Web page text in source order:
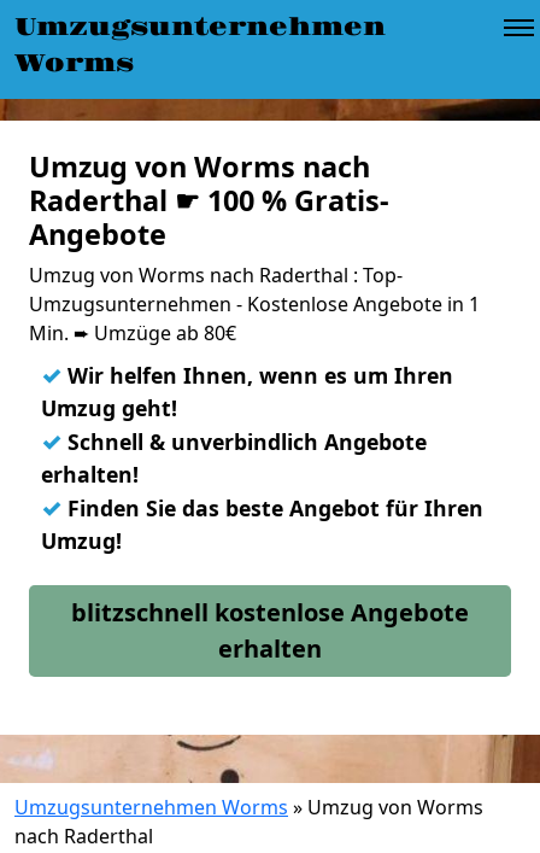
Umzugsunternehmen
Worms
Umzug von Worms nach
Raderthal ☛ 100 % Gratis-
Angebote
Umzug von Worms nach Raderthal : Top-
Umzugsunternehmen - Kostenlose Angebote in 1
Min. ➨ Umzüge ab 80€
✓ Wir helfen Ihnen, wenn es um Ihren
Umzug geht!
✓ Schnell & unverbindlich Angebote
erhalten!
✓ Finden Sie das beste Angebot für Ihren
Umzug!
blitzschnell kostenlose Angebote
erhalten
Umzugsunternehmen Worms » Umzug von Worms
nach Raderthal